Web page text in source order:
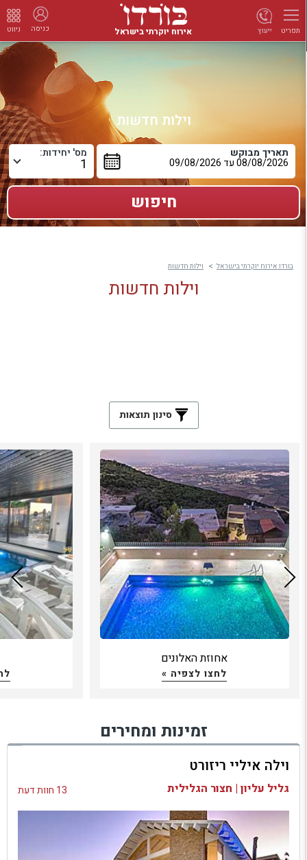
תפריט אירוח יוקרתי בישראל כניסה ניווט ייעוץ
וילות חדשות
תאריך מבוקש מס' יחידות:
בורדו אירוח יוקרתי בישראל וילות חדשות
וילות חדשות
סינון תוצאות
אחוזת האלונים
לחצו לצפיה »
זמינות ומחירים
וילה איליי ריזורט
גליל עליון | חצור הגלילית 13 חוות דעת